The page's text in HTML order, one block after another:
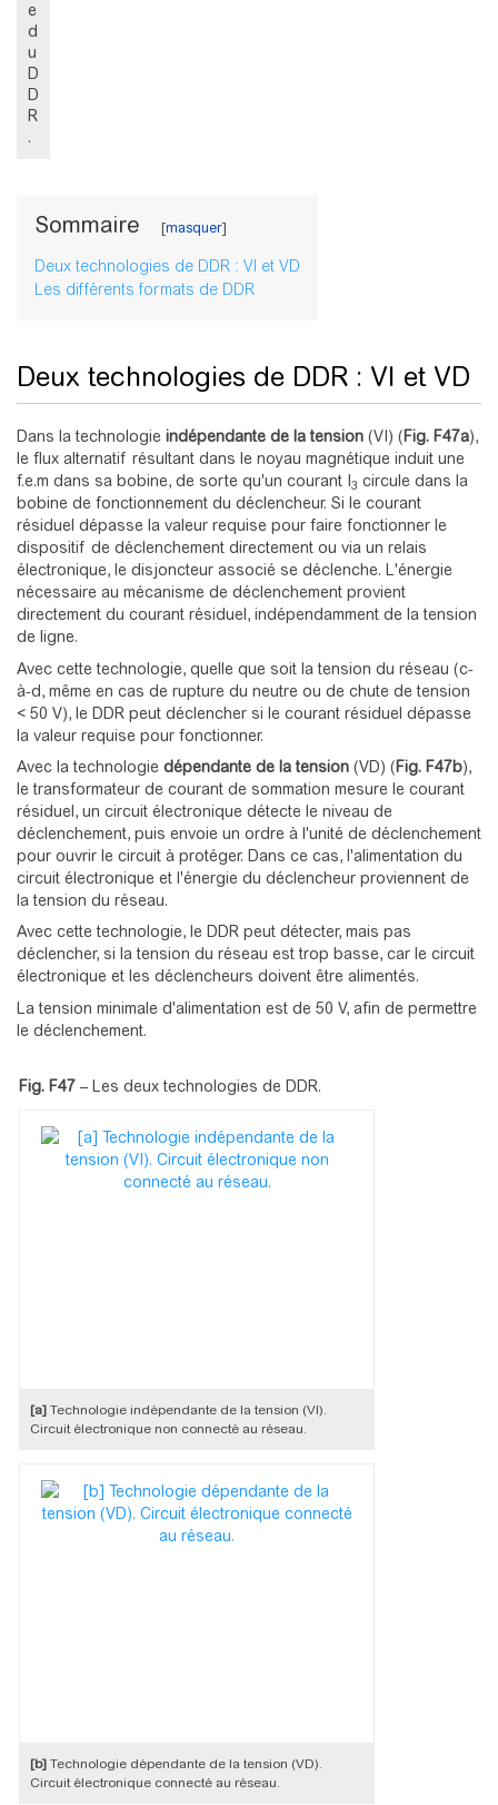
e
d
u
D
D
R
.
Sommaire
Deux technologies de DDR : VI et VD
Les différents formats de DDR
Deux technologies de DDR : VI et VD
Dans la technologie indépendante de la tension (VI) (Fig. F47a),
le flux alternatif résultant dans le noyau magnétique induit une
f.e.m dans sa bobine, de sorte qu'un courant I3 circule dans la
bobine de fonctionnement du déclencheur. Si le courant
résiduel dépasse la valeur requise pour faire fonctionner le
dispositif de déclenchement directement ou via un relais
électronique, le disjoncteur associé se déclenche. L'énergie
nécessaire au mécanisme de déclenchement provient
directement du courant résiduel, indépendamment de la tension
de ligne.
Avec cette technologie, quelle que soit la tension du réseau (c-
à-d, même en cas de rupture du neutre ou de chute de tension
< 50 V), le DDR peut déclencher si le courant résiduel dépasse
la valeur requise pour fonctionner.
Avec la technologie dépendante de la tension (VD) (Fig. F47b),
le transformateur de courant de sommation mesure le courant
résiduel, un circuit électronique détecte le niveau de
déclenchement, puis envoie un ordre à l'unité de déclenchement
pour ouvrir le circuit à protéger. Dans ce cas, l'alimentation du
circuit électronique et l'énergie du déclencheur proviennent de
la tension du réseau.
Avec cette technologie, le DDR peut détecter, mais pas
déclencher, si la tension du réseau est trop basse, car le circuit
électronique et les déclencheurs doivent être alimentés.
La tension minimale d'alimentation est de 50 V, afin de permettre
le déclenchement.
Fig. F47 – Les deux technologies de DDR.
[a] Technologie indépendante de la tension (VI).
Circuit électronique non connecté au réseau.
[b] Technologie dépendante de la tension (VD).
Circuit électronique connecté au réseau.